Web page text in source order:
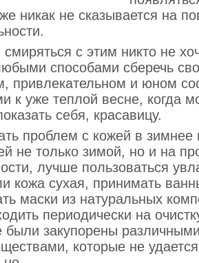
никак не сказывается на
смиряться с этим никто не
способами сберечь
привлекательном и юном
к уже теплой весне, когда
себя, красавицу.
проблем с кожей в
не только зимой, но и на
лучше пользоваться
кожа сухая, принимать
маски из натуральных
периодически на
были закупорены
которые не